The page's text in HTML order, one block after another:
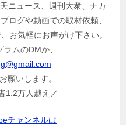
ニュース、週刊大衆、ナカ
ログや動画での取材依頼、
お気軽にお声がけ下さい。
ムのDMか、
願いします。
1.2万人越え／
チャンネルは